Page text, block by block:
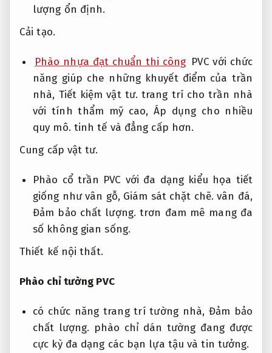
lượng ổn định.
Cải tạo.
Phào nhựa đạt chuẩn thi công PVC với chức
năng giúp che những khuyết điểm của trần
nhà, Tiết kiệm vật tư. trang trí cho trần nhà
với tính thẩm mỹ cao,Áp dụng cho nhiều
quy mô. tinh tế và đẳng cấp hơn.
Cung cấp vật tư.
Phào cổ trần PVC với đa dạng kiểu họa tiết
giống như vân gỗ, Giám sát chặt chẽ. vân đá,
Đảm bảo chất lượng. trơn đam mê mang đa
số không gian sống.
Thiết kế nội thất.
Phào chỉ tường PVC
có chức năng trang trí tường nhà, Đảm bảo
chất lượng. phào chỉ dán tường đang được
cực kỳ đa dạng các bạn lựa tậu và tin tưởng.